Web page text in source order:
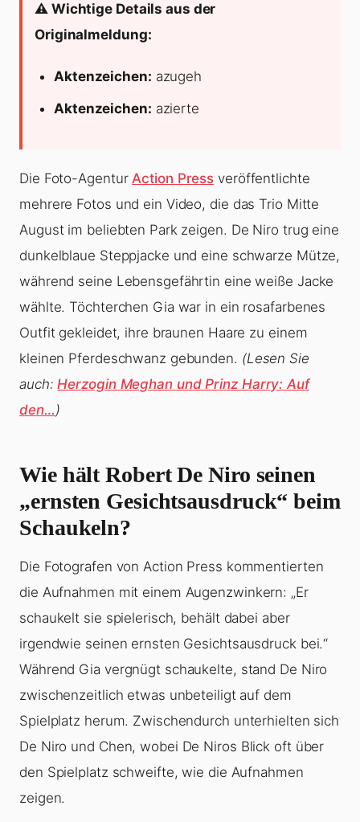
⚠️ Wichtige Details aus der
Originalmeldung:
Aktenzeichen: azugeh
Aktenzeichen: azierte
Die Foto-AgenturAction Press veröffentlichte
mehrere Fotos und ein Video, die das Trio Mitte
August im beliebten Park zeigen. De Niro trug eine
dunkelblaue Steppjacke und eine schwarze Mütze,
während seine Lebensgefährtin eine weiße Jacke
wählte. Töchterchen Gia war in ein rosafarbenes
Outfit gekleidet, ihre braunen Haare zu einem
kleinen Pferdeschwanz gebunden. (Lesen Sie
auch:Herzogin Meghan und Prinz Harry: Auf
den…)
Wie hält Robert De Niro seinen
„ernsten Gesichtsausdruck“ beim
Schaukeln?
Die Fotografen von Action Press kommentierten
die Aufnahmen mit einem Augenzwinkern: „Er
schaukelt sie spielerisch, behält dabei aber
irgendwie seinen ernsten Gesichtsausdruck bei.“
Während Gia vergnügt schaukelte, stand De Niro
zwischenzeitlich etwas unbeteiligt auf dem
Spielplatz herum. Zwischendurch unterhielten sich
De Niro und Chen, wobei De Niros Blick oft über
den Spielplatz schweifte, wie die Aufnahmen
zeigen.